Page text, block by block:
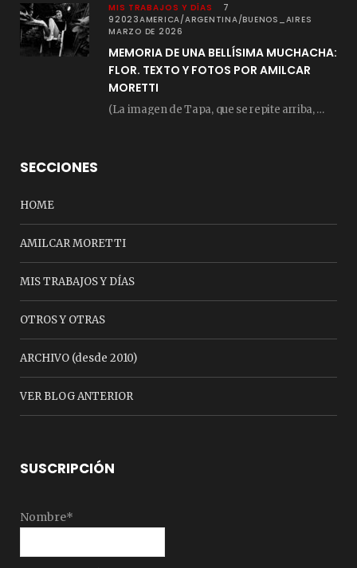
MIS TRABAJOS Y DÍAS
7
92023AMERICA/ARGENTINA/BUENOS_AIRES
MARZO DE 2026
MEMORIA DE UNA BELLÍSIMA MUCHACHA:
FLOR. TEXTO Y FOTOS POR AMILCAR
MORETTI
(La imagen de Tapa, que se repite arriba, fue compuesta por Amilcar Moretti el viernes…
SECCIONES
HOME
AMILCAR MORETTI
MIS TRABAJOS Y DÍAS
OTROS Y OTRAS
ARCHIVO (desde 2010)
VER BLOG ANTERIOR
SUSCRIPCIÓN
Nombre*